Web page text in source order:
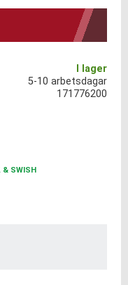
I lager
171776200
5-10 arbetsdagar
& SWISH